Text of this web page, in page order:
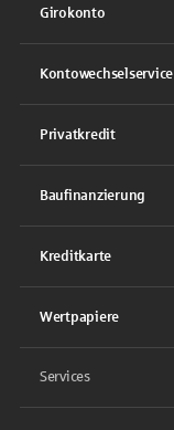
Girokonto
Kontowechselservice
Privatkredit
Baufinanzierung
Kreditkarte
Wertpapiere
Services